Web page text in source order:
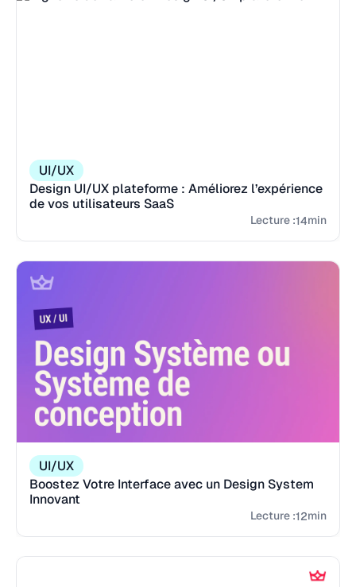
UI/UX
Design UI/UX plateforme : Améliorez l’expérience
de vos utilisateurs SaaS
Lecture :14min
UI/UX
Boostez Votre Interface avec un Design System
Innovant
Lecture :12min